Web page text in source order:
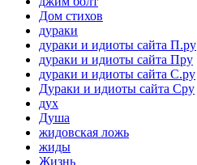
Дом стихов
дураки
дураки и идиоты сайта П.ру
дураки и идиоты сайта Пру
дураки и идиоты сайта С.ру
Дураки и идиоты сайта Сру
дух
Душа
жидовская ложь
жиды
Жизнь